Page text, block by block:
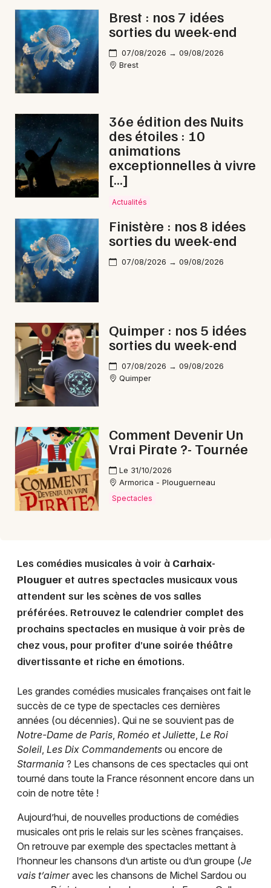
Spectacle musical dans le Finistère
Spectacle musical en Bretagne
Newsletter des sorties
Artistes en tournée
Actus à Carhaix-Plouguer
Magazine à Carhaix-Plouguer
29 - Finistère
Choisir mes départements
Je m'abonne
Brest : nos 7 idées
sorties du week-end
07/08/2026 → 09/08/2026
Brest
36e édition des Nuits
des étoiles : 10
animations
exceptionnelles à vivre
[…]
Actualités
Finistère : nos 8 idées
sorties du week-end
07/08/2026 → 09/08/2026
Quimper : nos 5 idées
sorties du week-end
07/08/2026 → 09/08/2026
Quimper
Comment Devenir Un
Vrai Pirate ?- Tournée
Le 31/10/2026
Armorica - Plouguerneau
Spectacles
Les comédies musicales à voir à Carhaix-
Plouguer et autres spectacles musicaux vous
attendent sur les scènes de vos salles
préférées. Retrouvez le calendrier complet des
prochains spectacles en musique à voir près de
chez vous, pour profiter d’une soirée théâtre
divertissante et riche en émotions.
Les grandes comédies musicales françaises ont fait le
succès de ce type de spectacles ces dernières
années (ou décennies). Qui ne se souvient pas de
Notre-Dame de Paris, Roméo et Juliette, Le Roi
Soleil, Les Dix Commandements ou encore de
Starmania ? Les chansons de ces spectacles qui ont
tourné dans toute la France résonnent encore dans un
coin de notre tête !
Aujourd’hui, de nouvelles productions de comédies
musicales ont pris le relais sur les scènes françaises.
On retrouve par exemple des spectacles mettant à
l’honneur les chansons d’un artiste ou d’un groupe (Je
vais t’aimeravec les chansons de Michel Sardou ou